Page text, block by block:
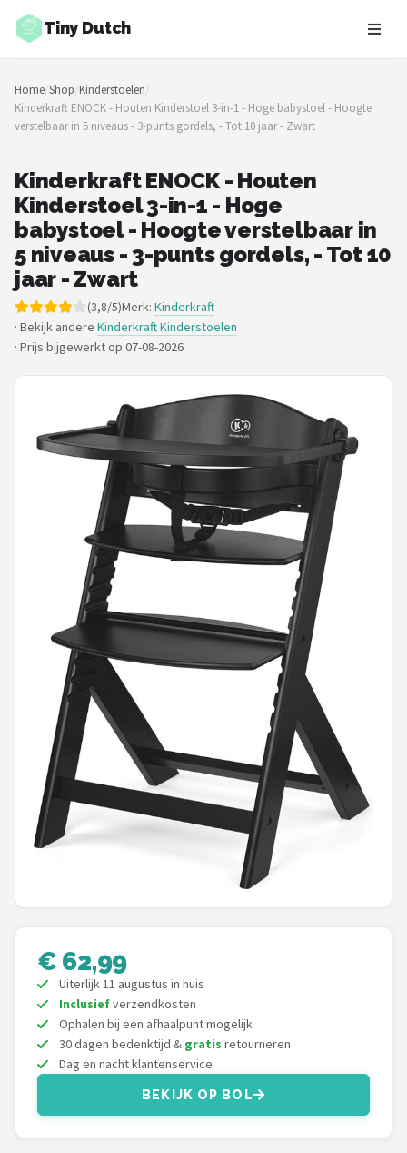
Tiny Dutch
Zoeken
NAVIGATIE
Shop
Merken
Blog
Speelgoed
Knuffel Cadeaus
Babykleding Cadeaus
Shop
POPULAIRE MERKEN
Chouette-Chouette
Little Dutch
Happy Horse
Soft Touch
FRIGG
Meyco
Stokke
Funnies.
Alle merken →
Home/Shop/Kinderstoelen/
Kinderkraft ENOCK - Houten Kinderstoel 3-in-1 - Hoge babystoel - Hoogte
verstelbaar in 5 niveaus - 3-punts gordels, - Tot 10 jaar - Zwart
Kinderkraft ENOCK - Houten
Kinderstoel 3-in-1 - Hoge
babystoel - Hoogte verstelbaar in
5 niveaus - 3-punts gordels, - Tot 10
jaar - Zwart
(3,8/5)Merk: Kinderkraft
· Bekijk andere Kinderkraft Kinderstoelen
· Prijs bijgewerkt op 07-08-2026
€ 62,99
Uiterlijk 11 augustus in huis
Inclusiefverzendkosten
Ophalen bij een afhaalpunt mogelijk
30 dagen bedenktijd & gratis retourneren
Dag en nacht klantenservice
BEKIJK OP BOL